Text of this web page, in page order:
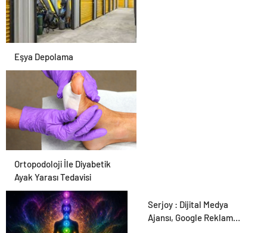
Eşya Depolama
Ortopodoloji İle Diyabetik
Ayak Yarası Tedavisi
Serjoy : Dijital Medya
Ajansı, Google Reklam